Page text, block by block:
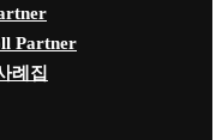
Partner
례집